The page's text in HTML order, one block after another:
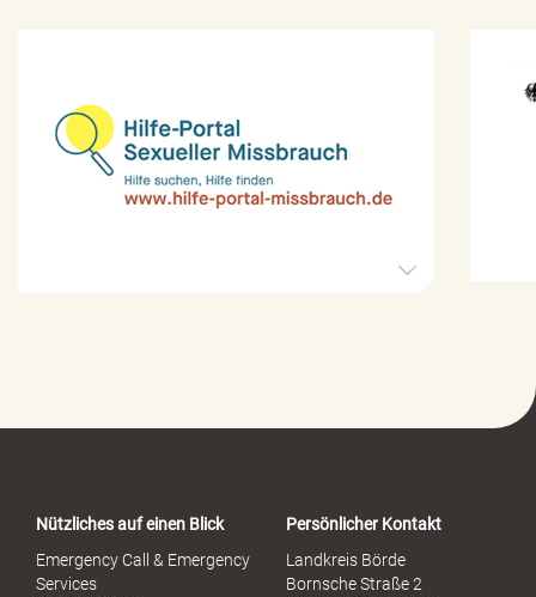
o
Nützliches auf einen Blick
Emergency Call & Emergency
Services
Persönlicher Kontakt
Landkreis Börde
Bornsche Straße 2